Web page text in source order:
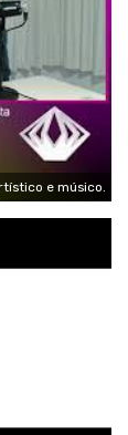
e músico.